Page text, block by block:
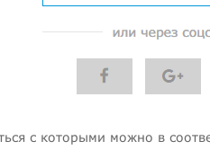
с которыми можно в